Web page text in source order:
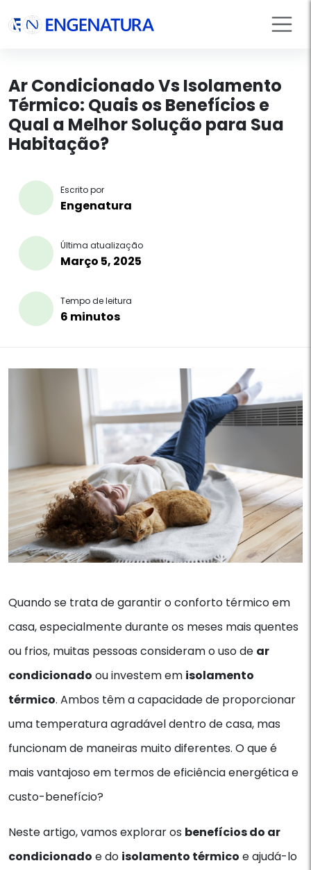
Ar Condicionado Vs Isolamento
Térmico: Quais os Benefícios e
Qual a Melhor Solução para Sua
Habitação?
Escrito por
Engenatura
Última atualização
Março 5, 2025
Tempo de leitura
6 minutos
Quando se trata de garantir o conforto térmico em
casa, especialmente durante os meses mais quentes
ou frios, muitas pessoas consideram o uso de ar
condicionado ou investem em isolamento
térmico. Ambos têm a capacidade de proporcionar
uma temperatura agradável dentro de casa, mas
funcionam de maneiras muito diferentes. O que é
mais vantajoso em termos de eficiência energética e
custo-benefício?
Neste artigo, vamos explorar os benefícios do ar
condicionado e do isolamento térmico e ajudá-lo